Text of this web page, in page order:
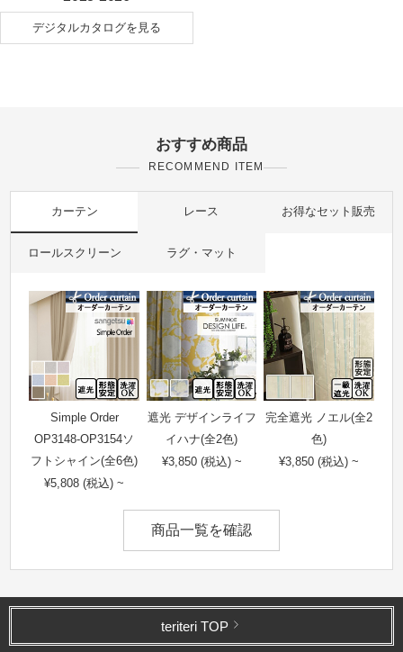
デジタルカタログを見る
おすすめ商品
RECOMMEND ITEM
カーテン レース お得なセット販売
ロールスクリーン ラグ・マット
Simple Order
OP3148-OP3154ソ
フトシャイン(全6色)
¥5,808 (税込) ~
遮光 デザインライフ
イハナ(全2色)
¥3,850 (税込) ~
完全遮光 ノエル(全2
色)
¥3,850 (税込) ~
商品一覧を確認
teriteri TOP